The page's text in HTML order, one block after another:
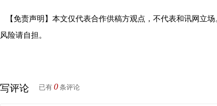
【免责声明】本文仅代表合作供稿方观点，不代表和讯网立
风险请自担。
写评论 已有 0 条评论